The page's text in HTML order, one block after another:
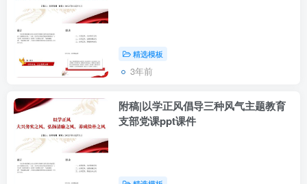
精选模板
3年前
附稿|以学正风倡导三种风气主题教育
支部党课ppt课件